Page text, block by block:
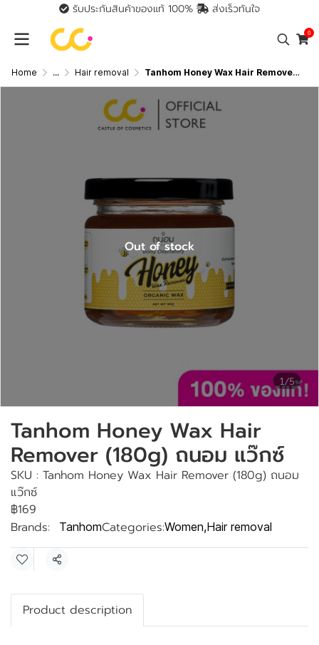
รับประกันสินค้าของแท้ 100% ส่งเร็วทันใจ
0
Home ... Hair removal Tanhom Honey Wax Hair Remover (180g) ถนอม แว๊กซ์
1/5
Out of stock
Tanhom Honey Wax Hair
Remover (180g) ถนอม แว๊กซ์
SKU : Tanhom Honey Wax Hair Remover (180g) ถนอม
แว๊กซ์
฿169
Brands:
TanhomCategories:Women,Hair removal
Share
Product description